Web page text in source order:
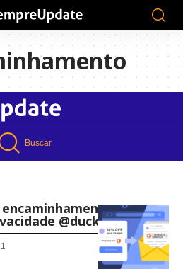
Buscar
de e-
@duck.com